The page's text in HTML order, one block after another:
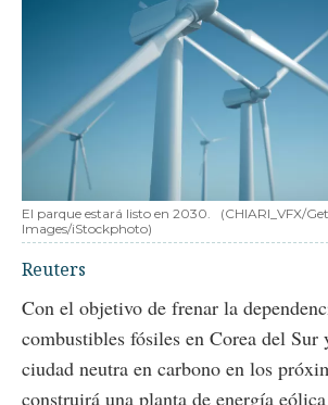
El parque estará listo en 2030.
(CHIARI_VFX/
Images/iStockphoto)
Reuters
Con el objetivo de frenar la
combustibles fósiles en Corea del Sur
ciudad neutra en carbono en los
construirá una planta de energía